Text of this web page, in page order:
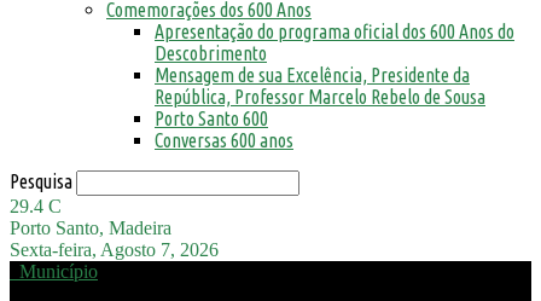
Comemorações dos 600 Anos
Apresentação do programa oficial dos 600 Anos do
Descobrimento
Mensagem de sua Excelência, Presidente da
República, Professor Marcelo Rebelo de Sousa
Porto Santo 600
Conversas 600 anos
Pesquisa
29.4 C
Porto Santo, Madeira
Sexta-feira, Agosto 7, 2026
Município